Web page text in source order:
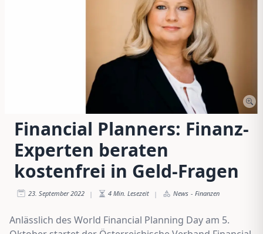
Financial Planners: Finanz-
Experten beraten
kostenfrei in Geld-Fragen
23. September 2022 | 4 Min. Lesezeit | News - Finanzen
Anlässlich des World Financial Planning Day am 5.